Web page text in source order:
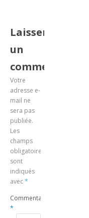
Laisser
un
commentaire
Votre
adresse e-
mail ne
sera pas
publiée.
Les
champs
obligatoires
sont
indiqués
avec*
Commentaire
*